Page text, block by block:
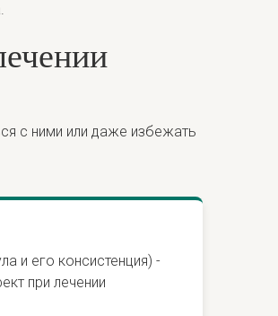
с ними или даже избежать
и его консистенция) -
при лечении